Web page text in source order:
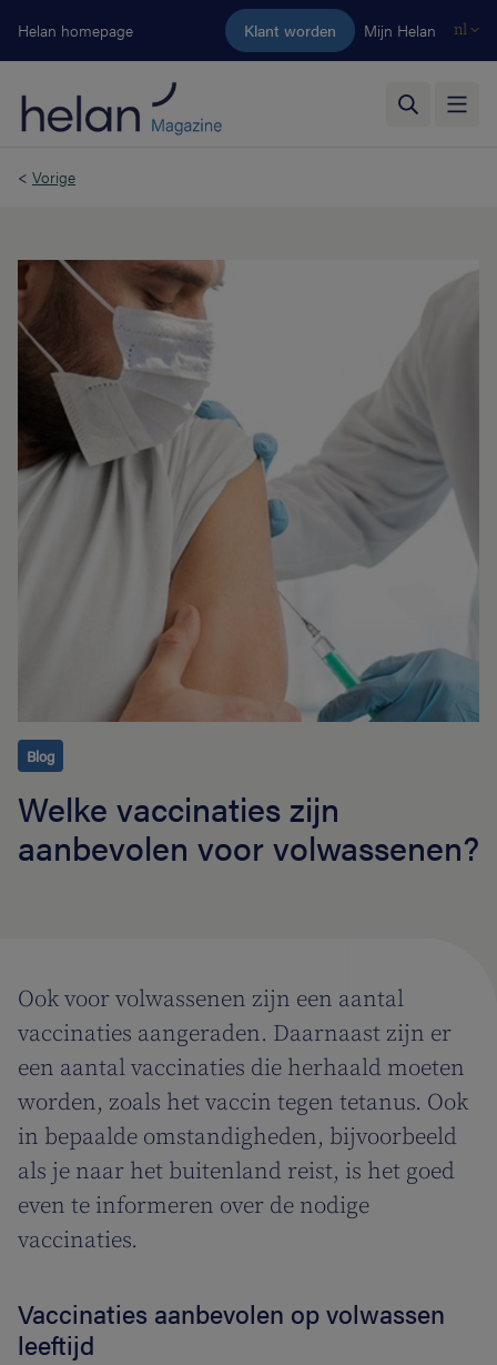
Ga naar de hoofdinhoud
Helan homepage Klant worden Mijn Helan nl
< Vorige
Blog
Welke vaccinaties zijn
aanbevolen voor volwassenen?
Ook voor volwassenen zijn een aantal
vaccinaties aangeraden. Daarnaast zijn er
een aantal vaccinaties die herhaald moeten
worden, zoals het vaccin tegen tetanus. Ook
in bepaalde omstandigheden, bijvoorbeeld
als je naar het buitenland reist, is het goed
even te informeren over de nodige
vaccinaties.
Vaccinaties aanbevolen op volwassen
leeftijd